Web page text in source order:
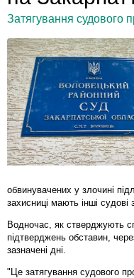
Затягування судового
обвинувачених у злочині
захисниці мають інші судові
Водночас, як стверджують
підтверджень обставин,
зазначені дні.
"Це затягування судового